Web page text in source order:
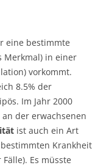
eine bestimmte
Merkmal) in einer
vorkommt.
8.5% der
Im Jahr 2000
der erwachsenen
ist auch ein Art
Krankheit
Es müsste